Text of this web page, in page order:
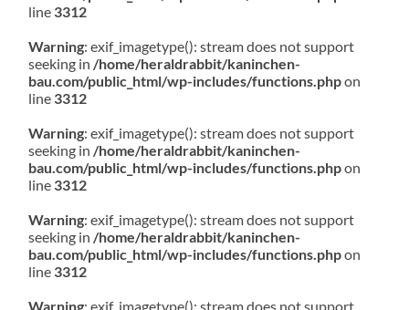
line 3312
Warning: exif_imagetype(): stream does not support
seeking in /home/heraldrabbit/kaninchen-
bau.com/public_html/wp-includes/functions.phpon
line 3312
Warning: exif_imagetype(): stream does not support
seeking in /home/heraldrabbit/kaninchen-
bau.com/public_html/wp-includes/functions.phpon
line 3312
Warning: exif_imagetype(): stream does not support
seeking in /home/heraldrabbit/kaninchen-
bau.com/public_html/wp-includes/functions.phpon
line 3312
Warning: exif_imagetype(): stream does not support